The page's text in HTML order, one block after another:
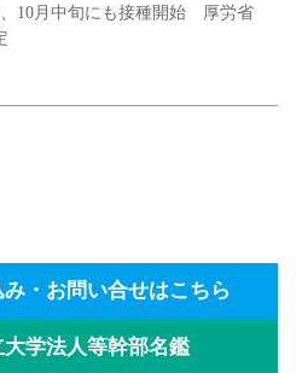
、10月中旬にも接種開始 厚労省
・お問い合せはこちら
学法人等幹部名鑑